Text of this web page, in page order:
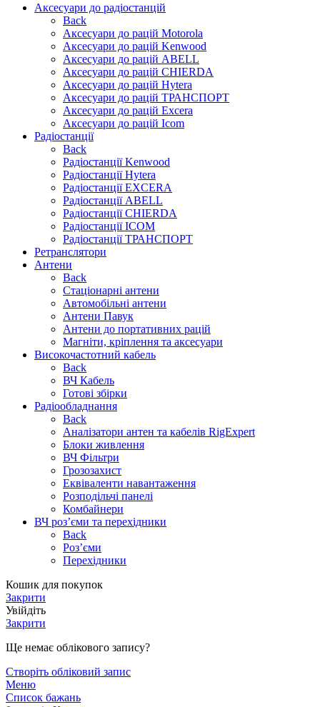
Аксесуари до радіостанцій
Back
Аксесуари до рацій Motorola
Аксесуари до рацій Kenwood
Аксесуари до рацій ABELL
Аксесуари до рацій CHIERDA
Аксесуари до рацій Hytera
Аксесуари до рацій ТРАНСПОРТ
Аксесуари до рацій Excera
Аксесуари до рацій Icom
Радіостанції
Back
Радіостанції Kenwood
Радіостанції Hytera
Радіостанції EXCERA
Радіостанції ABELL
Радіостанції CHIERDA
Радіостанції ICOM
Радіостанції ТРАНСПОРТ
Ретранслятори
Антени
Back
Стаціонарні антени
Автомобільні антени
Антени Павук
Антени до портативних рацій
Магніти, кріплення та аксесуари
Високочастотний кабель
Back
ВЧ Кабель
Готові збірки
Радіообладнання
Back
Аналізатори антен та кабелів RigExpert
Блоки живлення
ВЧ Фільтри
Грозозахист
Еквіваленти навантаження
Розподільчі панелі
Комбайнери
ВЧ роз’єми та перехідники
Back
Роз’єми
Перехідники
Кошик для покупок
Закрити
Увійдіть
Закрити
Ще немає облікового запису?
Створіть обліковий запис
Меню
Список бажань